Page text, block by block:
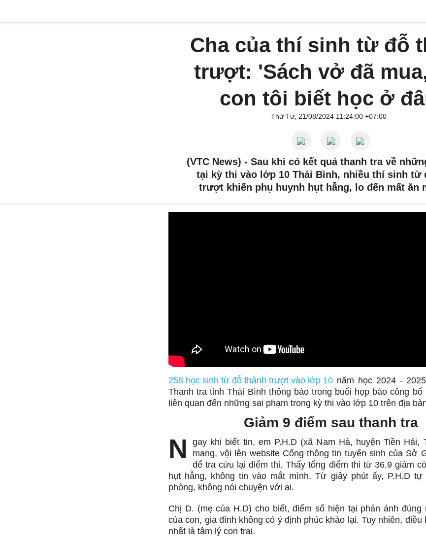
Cha của thí sinh từ đỗ
trượt: 'Sách vở đã
con tôi biết học ở
Thứ Tư, 21/08/2024 11:24:00 +07:00
(VTC News) - Sau khi có kết quả thanh tra về
tại kỳ thi vào lớp 10 Thái Bình, nhiều thí sinh từ
trượt khiến phụ huynh hụt hẫng, lo đến mất ăn
258 học sinh từ đỗ thành trượt vào lớp 10 năm học 2024 -
Thanh tra tỉnh Thái Bình thông báo trong buổi họp báo công bố
liên quan đến những sai phạm trong kỳ thi vào lớp 10 trên địa
Giảm 9 điểm sau thanh tra
N
gay khi biết tin, em P.H.D (xã Nam Hà, huyện Tiền Hải,
mang, vội lên website Cổng thông tin tuyển sinh của Sở
để tra cứu lại điểm thi. Thấy tổng điểm thi từ 36,9 giảm
hụt hẫng, không tin vào mắt mình. Từ giây phút ấy, P.H.D tự
phòng, không nói chuyện với ai.
Chị D. (mẹ của H.D) cho biết, điểm số hiện tại phản ánh đúng
của con, gia đình không có ý định phúc khảo lại. Tuy nhiên,
nhất là tâm lý con trai.